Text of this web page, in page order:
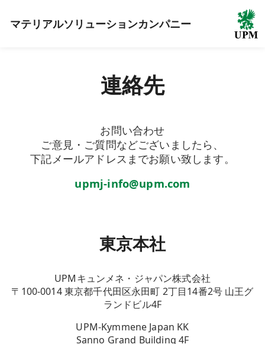
マテリアルソリューションカンパニー
連絡先
お問い合わせ
ご意見・ご質問などございましたら、
下記メールアドレスまでお願い致します。
upmj-info@upm.com​
東京本社
UPMキュンメネ・ジャパン株式会社
〒100-0014 東京都千代田区永田町 2丁目14番2号 山王グ
ランドビル4F
UPM-Kymmene Japan KK
Sanno Grand Building 4F